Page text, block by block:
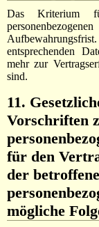
Das Kriterium
entsprechenden
mehr zur
sind.
11.
Vorschriften
für den
der
mögliche